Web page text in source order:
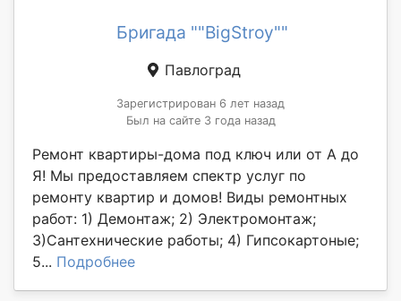
Бригада ""BigStroy""
Павлоград
Зарегистрирован 6 лет назад
Был на сайте 3 года назад
Ремонт квартиры-дома под ключ или от А до
Я! Мы предоставляем спектр услуг по
ремонту квартир и домов! Виды ремонтных
работ: 1) Демонтаж; 2) Электромонтаж;
3)Сантехнические работы; 4) Гипсокартоные;
5... Подробнее